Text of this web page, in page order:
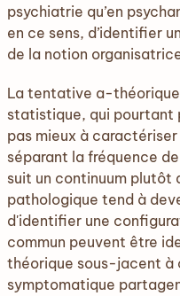
psychiatrie qu’en
en ce sens, d’identifier
de la notion
La tentative a-théorique
statistique, qui pourtant
pas mieux à
séparant la fréquence
suit un continuum plutôt
pathologique tend à
d'identifier une
commun peuvent être
théorique sous-jacent à
symptomatique